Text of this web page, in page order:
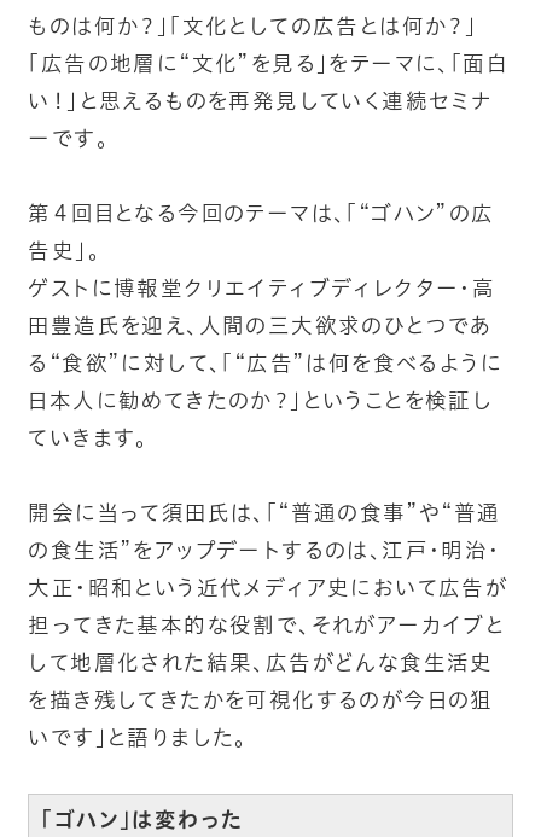
ものは何か？」「文化としての広告とは何か？」
「広告の地層に“文化”を見る」をテーマに、「面白
い！」と思えるものを再発見していく連続セミナ
ーです。
第４回目となる今回のテーマは、「“ゴハン”の広
告史」。
ゲストに博報堂クリエイティブディレクター・高
田豊造氏を迎え、人間の三大欲求のひとつであ
る“食欲”に対して、「“広告”は何を食べるように
日本人に勧めてきたのか？」ということを検証し
ていきます。
開会に当って須田氏は、「“普通の食事”や“普通
の食生活”をアップデートするのは、江戸・明治・
大正・昭和という近代メディア史において広告が
担ってきた基本的な役割で、それがアーカイブと
して地層化された結果、広告がどんな食生活史
を描き残してきたかを可視化するのが今日の狙
いです」と語りました。
「ゴハン」は変わった